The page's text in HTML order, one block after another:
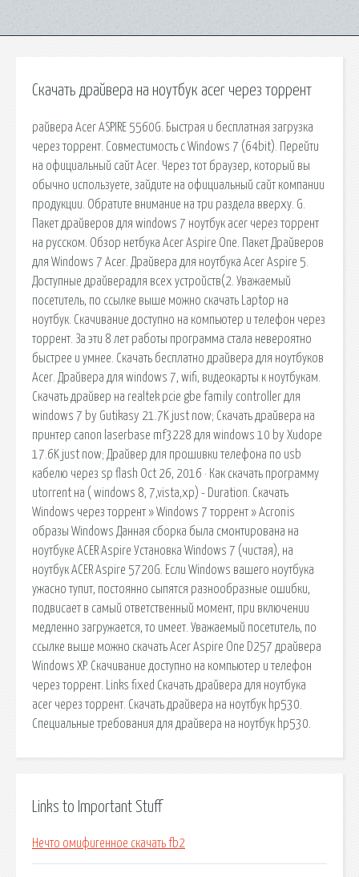
Скачать драйвера на ноутбук acer через торрент
райвера Acer ASPIRE 5560G. Быстрая и бесплатная загрузка
через торрент. Совместимость с Windows 7 (64bit). Перейти
на официальный сайт Acer. Через тот браузер, который вы
обычно используете, зайдите на официальный сайт компании
продукции. Обратите внимание на три раздела вверху. G.
Пакет драйверов для windows 7 ноутбук acer через торрент
на русском. Обзор нетбука Acer Aspire One. Пакет Драйверов
для Windows 7 Acer. Драйвера для ноутбука Acer Aspire 5.
Доступные драйверадля всех устройств(2. Уважаемый
посетитель, по ссылке выше можно скачать Laptop на
ноутбук. Скачивание доступно на компьютер и телефон через
торрент. За эти 8 лет работы программа стала невероятно
быстрее и умнее. Скачать бесплатно драйвера для ноутбуков
Acer. Драйвера для windows 7, wifi, видеокарты к ноутбукам.
Скачать драйвер на realtek pcie gbe family controller для
windows 7 by Gutikasy 21.7K just now; Скачать драйвера на
принтер canon laserbase mf3228 для windows 10 by Xudope
17.6K just now; Драйвер для прошивки телефона по usb
кабелю через sp flash Oct 26, 2016 · Как скачать программу
utorrent на ( windows 8, 7,vista,xp) - Duration. Скачать
Windows через торрент » Windows 7 торрент » Acronis
образы Windows Данная сборка была смонтирована на
ноутбуке ACER Aspire Установка Windows 7 (чистая), на
ноутбук ACER Aspire 5720G. Если Windows вашего ноутбука
ужасно тупит, постоянно сыпятся разнообразные ошибки,
подвисает в самый ответственный момент, при включении
медленно загружается, то имеет. Уважаемый посетитель, по
ссылке выше можно скачать Acer Aspire One D257 драйвера
Windows XP. Скачивание доступно на компьютер и телефон
через торрент. Links fixed Скачать драйвера для ноутбука
acer через торрент. Скачать драйвера на ноутбук hp530.
Специальные требования для драйвера на ноутбук hp530.
Links to Important Stuff
Нечто омифигенное скачать fb2